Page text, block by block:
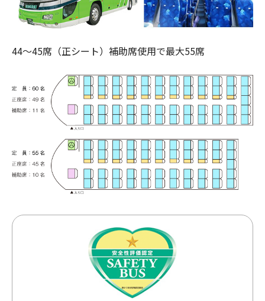
44～45席（正シート）補助席使用で最大55席